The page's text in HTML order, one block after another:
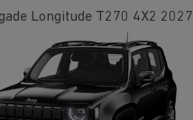
Longitude T270 4X2 2027